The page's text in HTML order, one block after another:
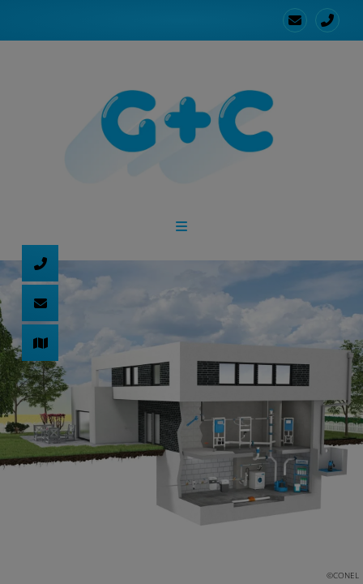
©CONEL
schließen